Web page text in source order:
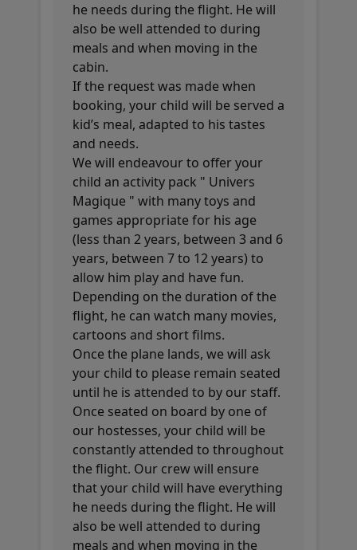
he needs during the flight. He will
also be well attended to during
meals and when moving in the
cabin.
If the request was made when
booking, your child will be served a
kid’s meal, adapted to his tastes
and needs.
We will endeavour to offer your
child an activity pack " Univers
Magique " with many toys and
games appropriate for his age
(less than 2 years, between 3 and 6
years, between 7 to 12 years) to
allow him play and have fun.
Depending on the duration of the
flight, he can watch many movies,
cartoons and short films.
Once the plane lands, we will ask
your child to please remain seated
until he is attended to by our staff.
Once seated on board by one of
our hostesses, your child will be
constantly attended to throughout
the flight. Our crew will ensure
that your child will have everything
he needs during the flight. He will
also be well attended to during
meals and when moving in the